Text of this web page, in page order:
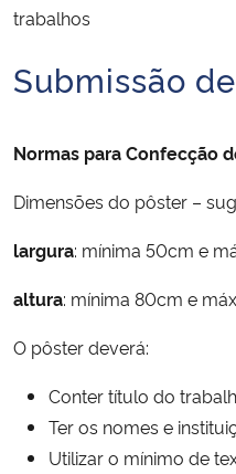
Ministério da Infraestrutura
Ministério da Agricultura, Pecuária
Ministério da Educação
Ministério de Minas e Energia
Ministério da Ciência, Tecnologia,
trabalhos
Início do conteúdo
Submissão
Normas para Confecção
Dimensões do pôster –
largura: mínima 50cm e
altura: mínima 80cm e
O pôster deverá:
Conter título do
Ter os nomes e
Utilizar o mínimo de